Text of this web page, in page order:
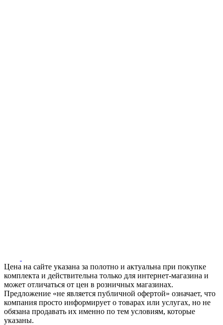
Цена на сайте указана за полотно и актуальна при покупке
комплекта и действительна только для интернет-магазина и
может отличаться от цен в розничных магазинах.
Предложение «не является публичной офертой» означает, что
компания просто информирует о товарах или услугах, но не
обязана продавать их именно по тем условиям, которые
указаны.